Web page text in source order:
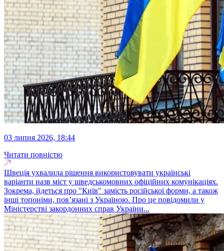
03 липня 2026, 18:44
Читати повністю
Швеція ухвалила рішення використовувати українські
варіанти назв міст у шведськомовних офіційних комунікаціях.
Зокрема, йдеться про "Київ" замість російської форми, а також
інші топоніми, пов’язані з Україною. Про це повідомили у
Міністерстві закордонних справ України...